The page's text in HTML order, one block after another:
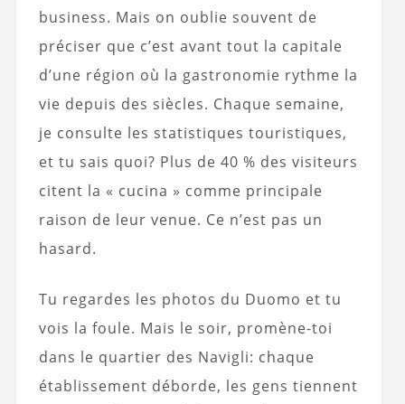
business. Mais on oublie souvent de
préciser que c’est avant tout la capitale
d’une région où la gastronomie rythme la
vie depuis des siècles. Chaque semaine,
je consulte les statistiques touristiques,
et tu sais quoi? Plus de 40 % des visiteurs
citent la « cucina » comme principale
raison de leur venue. Ce n’est pas un
hasard.
Tu regardes les photos du Duomo et tu
vois la foule. Mais le soir, promène-toi
dans le quartier des Navigli: chaque
établissement déborde, les gens tiennent